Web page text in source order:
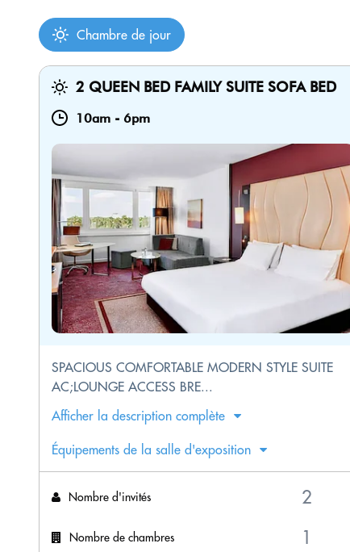
Chambre de jour
2 QUEEN BED FAMILY SUITE SOFA BED
10am - 6pm
SPACIOUS COMFORTABLE MODERN STYLE SUITE
AC;LOUNGE ACCESS BRE...
Afficher la description complète
Équipements de la salle d'exposition
Nombre d'invités
Nombre de chambres